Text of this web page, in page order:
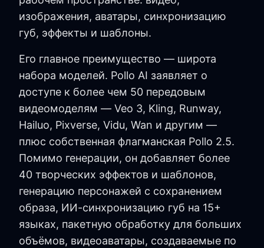
изображения, аватары, синхронизацию
губ, эффекты и шаблоны.
Его главное преимущество — широта
набора моделей. Pollo AI заявляет о
доступе к более чем 50 передовым
видеомоделям — Veo 3, Kling, Runway,
Hailuo, Pixverse, Vidu, Wan и другим —
плюс собственная флагманская Pollo 2.5.
Помимо генерации, он добавляет более
40 творческих эффектов и шаблонов,
генерацию персонажей с сохранением
образа, ИИ-синхронизацию губ на 15+
языках, пакетную обработку для больших
объёмов, видеоаватары, создаваемые по